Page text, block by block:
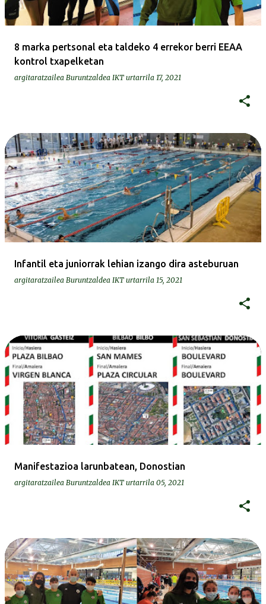
8 marka pertsonal eta taldeko 4 errekor berri EEAA
kontrol txapelketan
argitaratzailea Buruntzaldea IKT urtarrila 17, 2021
Infantil eta juniorrak lehian izango dira asteburuan
argitaratzailea Buruntzaldea IKT urtarrila 15, 2021
Manifestazioa larunbatean, Donostian
argitaratzailea Buruntzaldea IKT urtarrila 05, 2021